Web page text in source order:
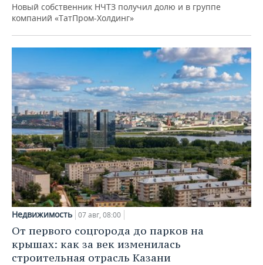
Новый собственник НЧТЗ получил долю и в группе
компаний «ТатПром-Холдинг»
Недвижимость 07 авг, 08:00
От первого соцгорода до парков на
крышах: как за век изменилась
строительная отрасль Казани